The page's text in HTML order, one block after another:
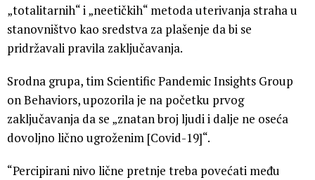
„totalitarnih“ i „neetičkih“ metoda uterivanja straha u
stanovništvo kao sredstva za plašenje da bi se
pridržavali pravila zaključavanja.
Srodna grupa, tim Scientific Pandemic Insights Group
on Behaviors, upozorila je na početku prvog
zaključavanja da se „znatan broj ljudi i dalje ne oseća
dovoljno lično ugroženim [Covid-19]“.
“Percipirani nivo lične pretnje treba povećati među